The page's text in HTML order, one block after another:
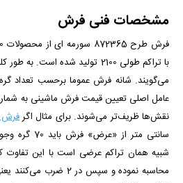
مشخصات فنی فرش
فرش طرح 872365 سورمه ای از محصولات 700 شانه
با تراکم طولی 2100 تولید شده است.
به طور
می‌گویند. شانه فرش عموما برحسب تعداد
عامل اصلی تعیین قیمت فرش ماشینی به
نقش‌ها ظریف‌تر می‌شوند. برای مثال اگرفرش 700
سانتی متر از «عرض» فرش باید 70 گره وجود داشته باشد.
شبیه همان تراکم عرضی است با این
محاسبه نموده و سپس در 2 ضرب می‌کنند